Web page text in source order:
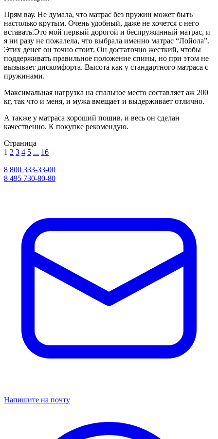
Прям вау. Не думала, что матрас без пружин может быть
настолько крутым. Очень удобный, даже не хочется с него
вставать.Это мой первый дорогой и беспружинный матрас, и
я ни разу не пожалела, что выбрала именно матрас “Лойола”.
Этих денег он точно стоит. Он достаточно жесткий, чтобы
поддерживать правильное положение спины, но при этом не
вызывает дискомфорта. Высота как у стандартного матраса с
пружинами.
Максимальная нагрузка на спальное место составляет аж 200
кг, так что и меня, и мужа вмещает и выдерживает отлично.
А также у матраса хороший пошив, и весь он сделан
качественно. К покупке рекомендую.
Страница
1 2 3 4 5 ... 16
8 800 333-33-00
8 495 730-80-80
Напишите на почту